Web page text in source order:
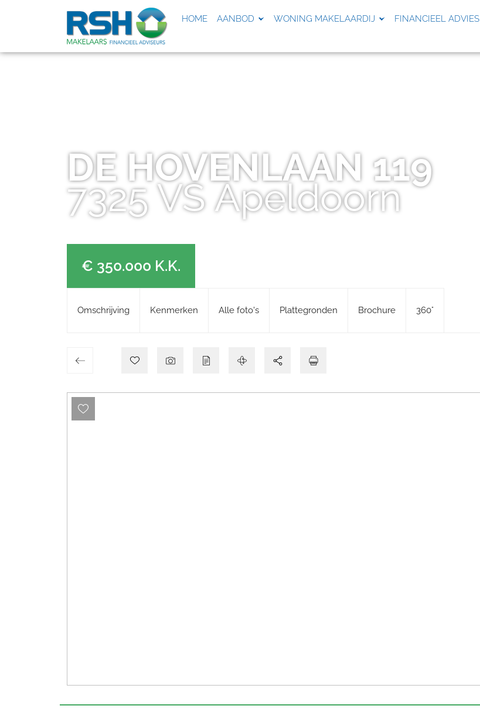
HOME AANBOD WONING MAKELAARDIJ FINANCIEEL ADVIES
DE HOVENLAAN 119
7325 VS Apeldoorn
€ 350.000 K.K.
Omschrijving Kenmerken Alle foto's Plattegronden Brochure 360°